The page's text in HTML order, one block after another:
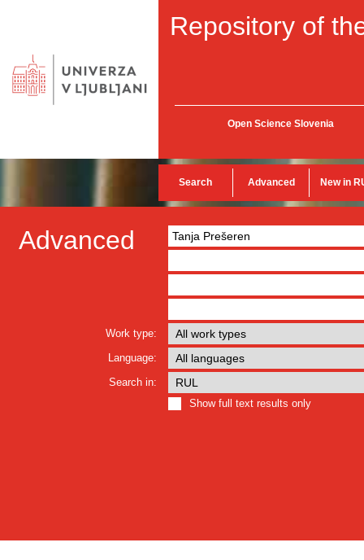
Repository of
Open Science Slovenia
Search Advanced New in
Advanced
Work type:
Language:
Search in:
Show full text results only